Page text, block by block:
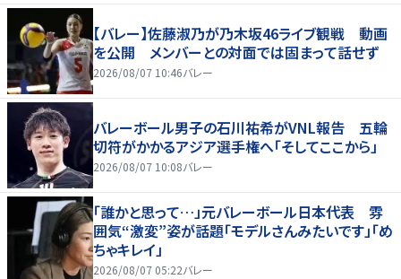
【バレー】佐藤淑乃が乃木坂46ライブ観戦 動画
を公開 メンバーとの対面では固まって話せず
2026/08/07 10:46バレー
バレーボール男子の石川祐希がVNL報告 五輪
切符がかかるアジア選手権へ「そしてここから」
2026/08/07 10:08バレー
「誰かと思って…」元バレーボール日本代表 雰
囲気“激変”姿が話題「モデルさんみたいです」「め
ちゃキレイ」
2026/08/07 05:22バレー